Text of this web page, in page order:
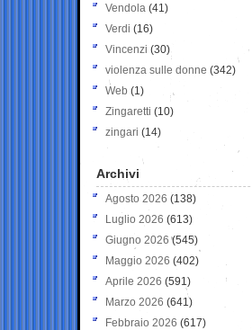
Vendola (41)
Verdi (16)
Vincenzi (30)
violenza sulle donne (342)
Web (1)
Zingaretti (10)
zingari (14)
Archivi
Agosto 2026 (138)
Luglio 2026 (613)
Giugno 2026 (545)
Maggio 2026 (402)
Aprile 2026 (591)
Marzo 2026 (641)
Febbraio 2026 (617)